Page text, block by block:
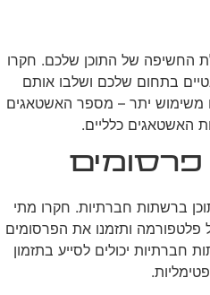
החשיפה של התוכן שלכם. חקרו
בתחום שלכם ושלבו אותם
משימוש יתר – מספר האשטאגים
האשטאגים כלליים.
פרסומים
ברשתות חברתיות. חקרו מתי
פלטפורמה ותזמנו את הפרסומים
חברתיות יכולים לסייע בתזמון